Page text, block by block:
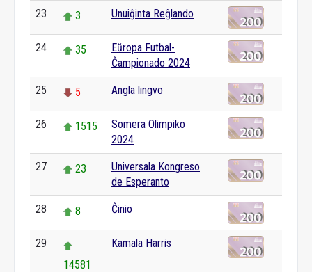
23 3 Unuiĝinta Reĝlando
24 35
Eŭropa Futbal-
Ĉampionado 2024
25 5 Angla lingvo
26 1515
Somera Olimpiko
2024
27 23
Universala Kongreso
de Esperanto
28 8 Ĉinio
29
14581
Kamala Harris